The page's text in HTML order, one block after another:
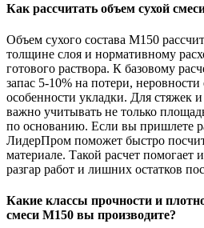
Как рассчитать объем сухой
Объем сухого состава М150
толщине слоя и нормативному
готового раствора. К базовому
запас 5-10% на потери,
особенности укладки. Для стяжек
важно учитывать не только
по основанию. Если вы пришлете
ЛидерПром поможет быстро
материале. Такой расчет помогает
разгар работ и лишних остатков
Какие классы прочности и
смеси М150 вы производите?